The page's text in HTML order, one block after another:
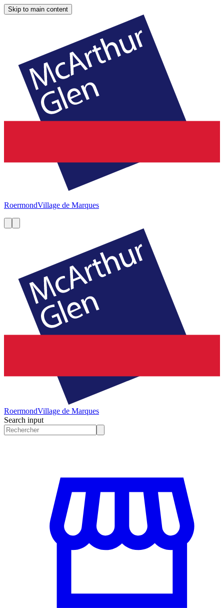
Skip to main content
RoermondVillage de Marques
RoermondVillage de Marques
Search input